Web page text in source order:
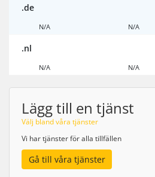
.de
N/A N/A
.nl
N/A N/A
Lägg till en tjänst
Välj bland våra tjänster
Vi har tjänster för alla tillfällen
Gå till våra tjänster